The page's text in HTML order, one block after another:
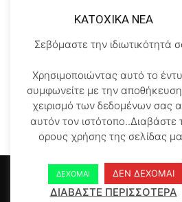
Χρησιμοποιώντας αυτό το
αποθήκευση και χειρισμό των
τον ιστότοπο..Διαβάστε του
μας*
Αρχικη KATOHIKA NEA Login Register
ΟΡΟΙ ΧΡΗΣΗΣ
KATOXIKA NEA
Σεβόμαστε την ιδιωτικότητά
Χρησιμοποιώντας αυτό το
συμφωνείτε με την
χειρισμό των δεδομένων σας
αυτόν τον ιστότοπο..Διαβάστε
ορους χρήσης της σελίδας
ΔΕΧΟΜΑΙ ΔΕΝ ΔΕΧΟΜΑΙ
ΔΙΑΒΑΣΤΕ ΠΕΡΙΣΣΟΤΕΡΑ